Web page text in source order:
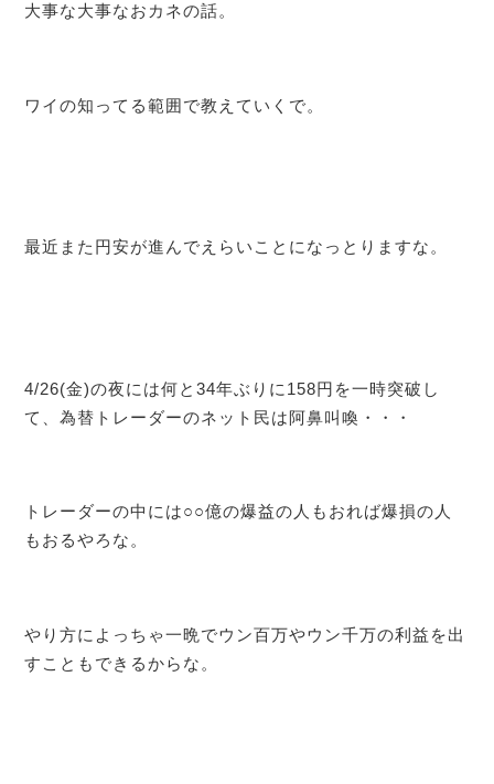
大事な大事なおカネの話。
ワイの知ってる範囲で教えていくで。
最近また円安が進んでえらいことになっとりますな。
4/26(金)の夜には何と34年ぶりに158円を一時突破し
て、為替トレーダーのネット民は阿鼻叫喚・・・
トレーダーの中には○○億の爆益の人もおれば爆損の人
もおるやろな。
やり方によっちゃ一晩でウン百万やウン千万の利益を出
すこともできるからな。